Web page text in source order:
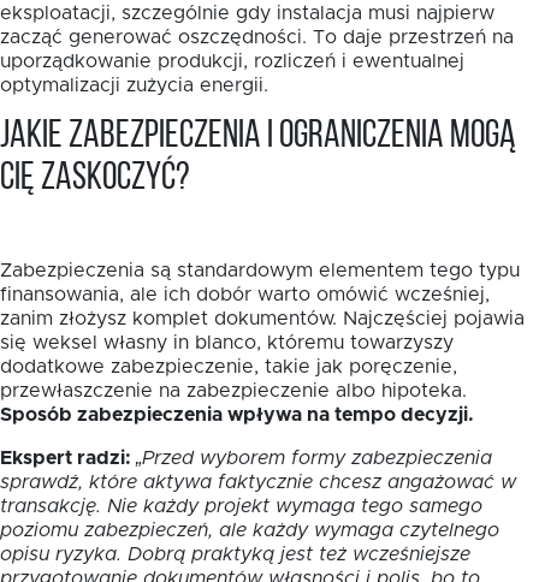
eksploatacji, szczególnie gdy instalacja musi najpierw
zacząć generować oszczędności. To daje przestrzeń na
uporządkowanie produkcji, rozliczeń i ewentualnej
optymalizacji zużycia energii.
Jakie zabezpieczenia i ograniczenia mogą
Cię zaskoczyć?
Zabezpieczenia są standardowym elementem tego typu
finansowania, ale ich dobór warto omówić wcześniej,
zanim złożysz komplet dokumentów. Najczęściej pojawia
się weksel własny in blanco, któremu towarzyszy
dodatkowe zabezpieczenie, takie jak poręczenie,
przewłaszczenie na zabezpieczenie albo hipoteka.
Sposób zabezpieczenia wpływa na tempo decyzji.
Ekspert radzi: „Przed wyborem formy zabezpieczenia
sprawdź, które aktywa faktycznie chcesz angażować w
transakcję. Nie każdy projekt wymaga tego samego
poziomu zabezpieczeń, ale każdy wymaga czytelnego
opisu ryzyka. Dobrą praktyką jest też wcześniejsze